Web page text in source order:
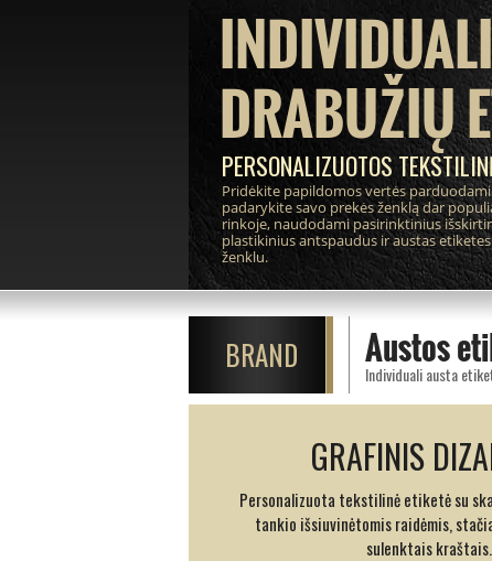
DRABUŽIŲ
PERSONALIZUOTOS
Pridėkite papildomos vertės
padarykite savo prekės ženklą dar
rinkoje, naudodami pasirinktinius
plastikinius antspaudus ir austas
ženklu.
BRAND Austos
GRAFINIS
Personalizuota tekstilinė etiketė su
tankio išsiuvinėtomis raidėmis,
sulenktais kraštais.